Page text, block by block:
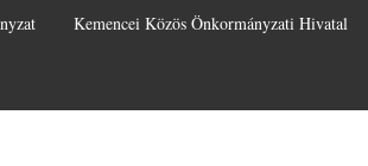
Kemencei Közös Önkormányzati Hivatal